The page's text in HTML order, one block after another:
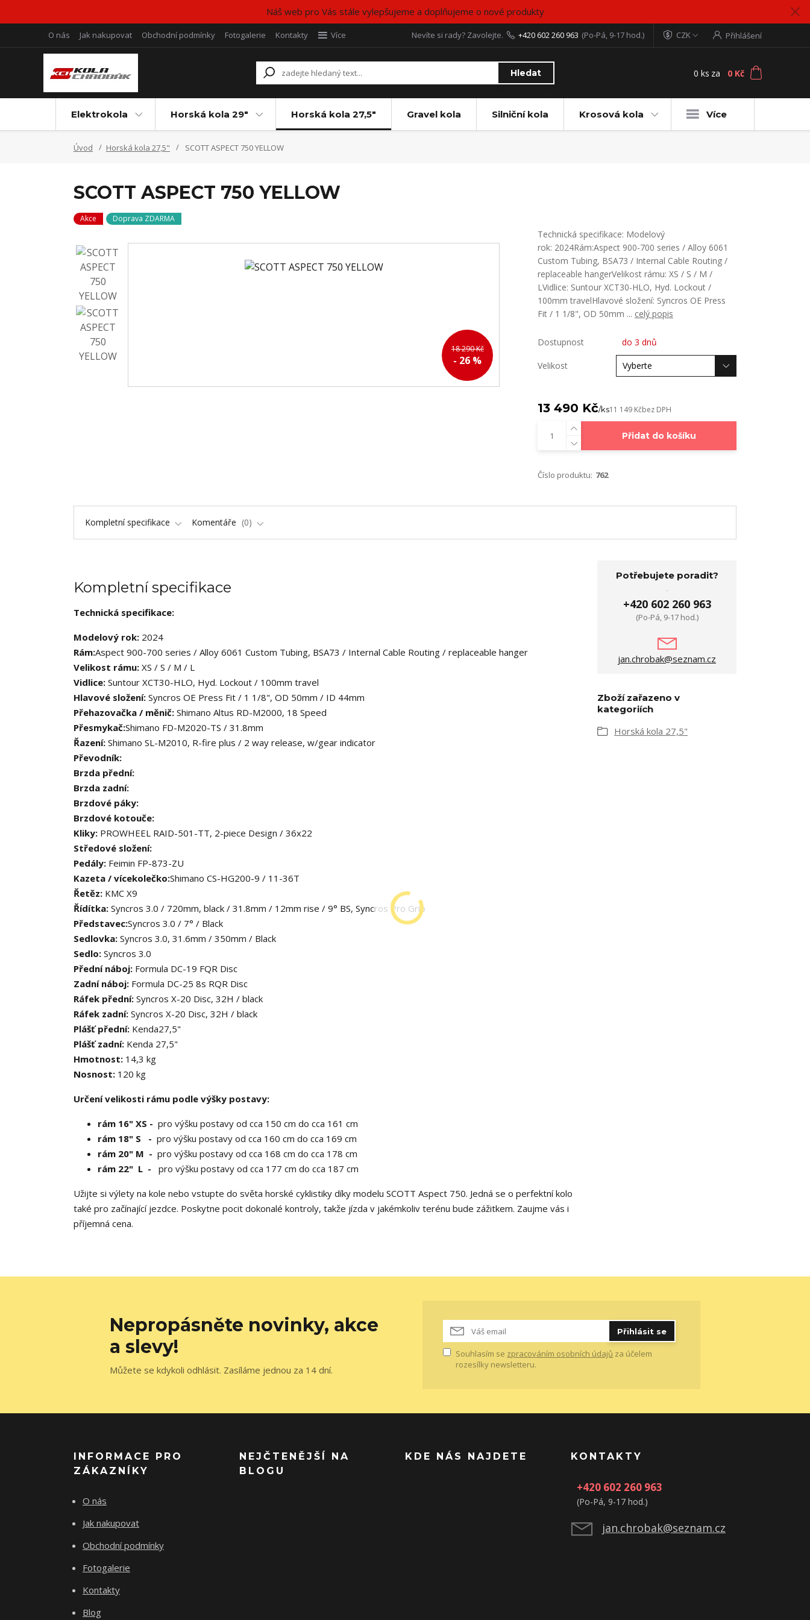
Náš web pro Vás stále vylepšujeme a doplňujeme o nové produkty
O nás Jak nakupovat Obchodní podmínky Fotogalerie Kontakty Více CZK Přihlášení
Hledat
Nevíte si rady? Zavolejte. +420 602 260 963 (Po-Pá, 9-17 hod.)
0 ks za 0 Kč
Elektrokola Horská kola 29" Horská kola 27,5" Gravel kola Silniční kola Krosová kola Více
Úvod Horská kola 27,5" SCOTT ASPECT 750 YELLOW
SCOTT ASPECT 750 YELLOW
Akce Doprava ZDARMA
18 290 Kč
- 26 %
Technická specifikace: Modelový
rok: 2024Rám:Aspect 900-700 series / Alloy 6061
Custom Tubing, BSA73 / Internal Cable Routing /
replaceable hangerVelikost rámu: XS / S / M /
LVidlice: Suntour XCT30-HLO, Hyd. Lockout /
100mm travelHlavové složení: Syncros OE Press
Fit / 1 1/8", OD 50mm ... celý popis
Dostupnost do 3 dnů
Velikost
13 490 Kč/ks11 149 Kčbez DPH
Přidat do košíku
Číslo produktu: 762
Kompletní specifikace Komentáře 0
Kompletní specifikace
Technická specifikace:
Modelový rok: 2024
Rám:Aspect 900-700 series / Alloy 6061 Custom Tubing, BSA73 / Internal Cable Routing / replaceable hanger
Velikost rámu: XS / S / M / L
Vidlice: Suntour XCT30-HLO, Hyd. Lockout / 100mm travel
Hlavové složení: Syncros OE Press Fit / 1 1/8", OD 50mm / ID 44mm
Přehazovačka / měnič: Shimano Altus RD-M2000, 18 Speed
Přesmykač:Shimano FD-M2020-TS / 31.8mm
Řazení: Shimano SL-M2010, R-fire plus / 2 way release, w/gear indicator
Převodník:
Brzda přední:
Brzda zadní:
Brzdové páky:
Brzdové kotouče:
Kliky: PROWHEEL RAID-501-TT, 2-piece Design / 36x22
Středové složení:
Pedály: Feimin FP-873-ZU
Kazeta / vícekolečko:Shimano CS-HG200-9 / 11-36T
Řetěz: KMC X9
Řídítka: Syncros 3.0 / 720mm, black / 31.8mm / 12mm rise / 9° BS, Syncros Pro Grip
Představec:Syncros 3.0 / 7° / Black
Sedlovka: Syncros 3.0, 31.6mm / 350mm / Black
Sedlo: Syncros 3.0
Přední náboj: Formula DC-19 FQR Disc
Zadní náboj: Formula DC-25 8s RQR Disc
Ráfek přední: Syncros X-20 Disc, 32H / black
Ráfek zadní: Syncros X-20 Disc, 32H / black
Plášť přední: Kenda27,5"
Plášť zadní: Kenda 27,5"
Hmotnost: 14,3 kg
Nosnost: 120 kg
Určení velikosti rámu podle výšky postavy:
rám 16" XS - pro výšku postavy od cca 150 cm do cca 161 cm
rám 18" S - pro výšku postavy od cca 160 cm do cca 169 cm
rám 20" M - pro výšku postavy od cca 168 cm do cca 178 cm
rám 22" L - pro výšku postavy od cca 177 cm do cca 187 cm
Užijte si výlety na kole nebo vstupte do světa horské cyklistiky díky modelu SCOTT Aspect 750. Jedná se o perfektní kolo
také pro začínající jezdce. Poskytne pocit dokonalé kontroly, takže jízda v jakémkoliv terénu bude zážitkem. Zaujme vás i
příjemná cena.
Potřebujete poradit?
+420 602 260 963
(Po-Pá, 9-17 hod.)
jan.chrobak@seznam.cz
Zboží zařazeno v
kategoriích
Horská kola 27,5"
Nepropásněte novinky, akce
a slevy!
Můžete se kdykoli odhlásit. Zasíláme jednou za 14 dní.
Přihlásit se
Souhlasím se zpracováním osobních údajů za účelem
rozesílky newsletteru.
INFORMACE PRO
ZÁKAZNÍKY
O nás
Jak nakupovat
Obchodní podmínky
Fotogalerie
Kontakty
Blog
NEJČTENĚJŠÍ NA
BLOGU
KDE NÁS NAJDETE KONTAKTY
+420 602 260 963
(Po-Pá, 9-17 hod.)
jan.chrobak@seznam.cz